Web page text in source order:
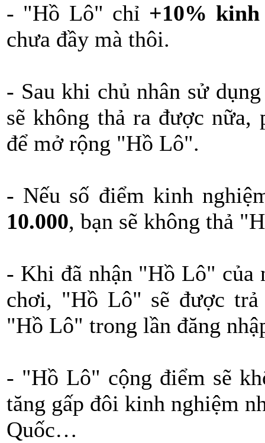
- "Hồ Lô" chỉ +10% kinh
chưa đầy mà thôi.
- Sau khi chủ nhân sử
sẽ không thả ra được
để mở rộng "Hồ Lô".
- Nếu số điểm kinh
10.000, bạn sẽ không thả
- Khi đã nhận "Hồ Lô" của
chơi, "Hồ Lô" sẽ được trả
"Hồ Lô" trong lần đăng
- "Hồ Lô" cộng điểm sẽ
tăng gấp đôi kinh nghiệm
Quốc…